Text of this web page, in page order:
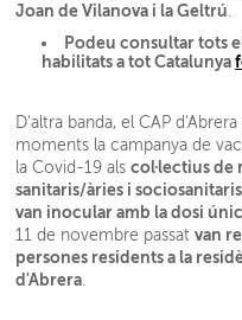
Joan de Vilanova i la Geltrú.
Podeu consultar tots
habilitats a tot Catalunya
D'altra banda, el CAP
moments la campanya de
la Covid-19 alscol·lectius de
sanitaris/àries i
van inocular amb la dosi
11 de novembre passatvan
persones residents a la
d'Abrera.